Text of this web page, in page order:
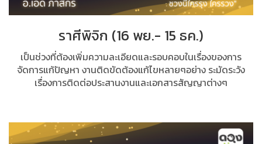
ราศีพิจิก (16 พย.- 15 ธค.)
เป็นช่วงที่ต้องเพิ่มความละเอียดและรอบคอบในเรื่องของการ
จัดการแก้ปัญหา งานติดขัดต้องแก้ไขหลายๆอย่าง ระมัดระวัง
เรื่องการติดต่อประสานงานและเอกสารสัญญาต่างๆ